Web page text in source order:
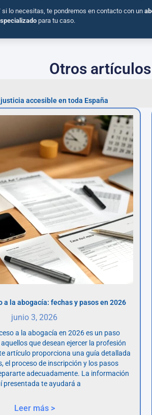
si lo necesitas, te pondremos en contacto con un
para tu caso.
Otros
accesible en toda España
a la abogacía: fechas y pasos en 2026
junio 3, 2026
a la abogacía en 2026 es un paso
que desean ejercer la profesión
artículo proporciona una guía detallada
el proceso de inscripción y los pasos
adecuadamente. La información
presentada te ayudará a
Leer más >